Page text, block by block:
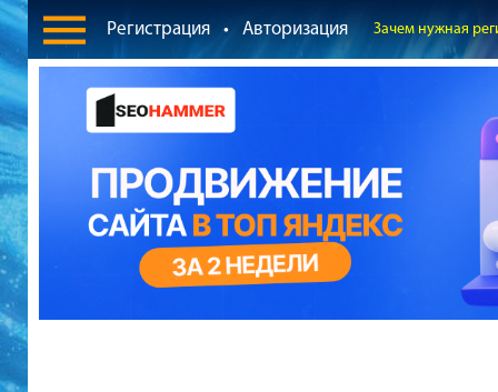
Регистрация • Авторизация Зачем нужная